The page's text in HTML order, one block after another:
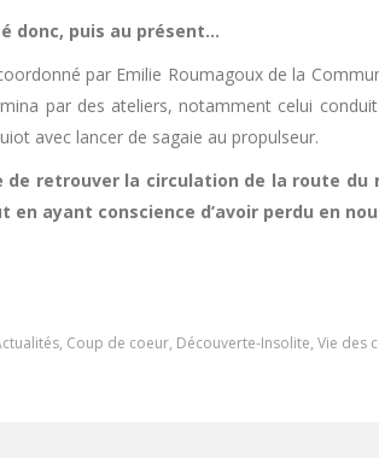
donc, puis au présent…
par Emilie Roumagoux de la
par des ateliers, notamment celui
avec lancer de sagaie au propulseur.
de retrouver la circulation de la route du
en ayant conscience d’avoir perdu en
, Coup de coeur, Découverte-Insolite, Vie des